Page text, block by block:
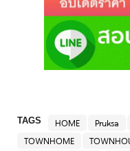
TAGS HOME Pruksa
TOWNHOME